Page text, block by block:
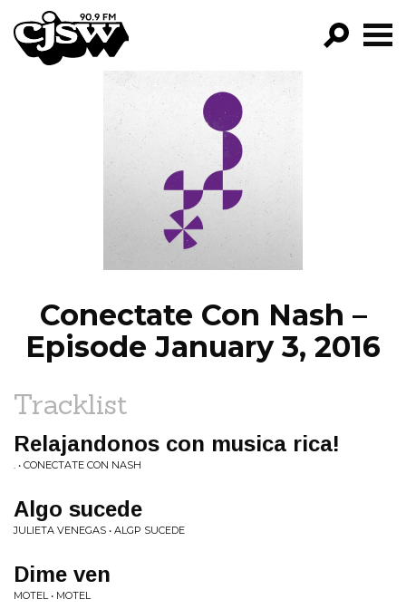
CJSW
FILTER BY:
PROGRAMS
EPISODES
NEWS
Conectate Con Nash –
Episode January 3, 2016
Tracklist
Relajandonos con musica rica!
. • CONECTATE CON NASH
Algo sucede
JULIETA VENEGAS • ALGP SUCEDE
Dime ven
MOTEL • MOTEL